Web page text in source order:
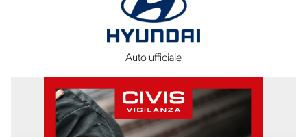
Auto ufficiale